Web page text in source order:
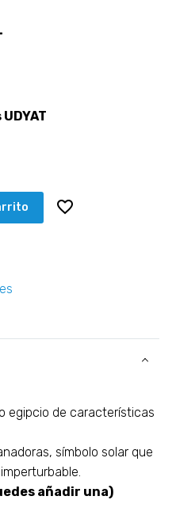
egipcio de características
símbolo solar que
añadir una)